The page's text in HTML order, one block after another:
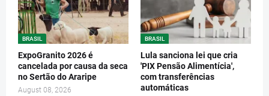
BRASIL
ExpoGranito 2026 é
cancelada por causa da seca
no Sertão do Araripe
August 08, 2026
BRASIL
Lula sanciona lei que cria
'PIX Pensão Alimentícia',
com transferências
automáticas